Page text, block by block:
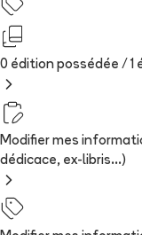
0 édition possédée / 1
Modifier mes
dédicace, ex-libris...)